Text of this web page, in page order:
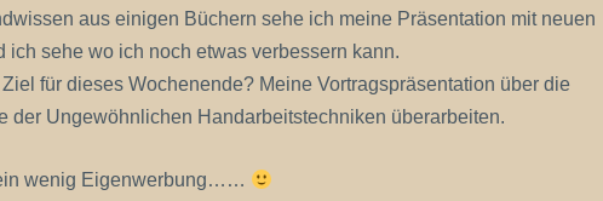
aus einigen Büchern sehe ich meine Präsentation mit neuen
ich sehe wo ich noch etwas verbessern kann.
für dieses Wochenende? Meine Vortragspräsentation über die
der Ungewöhnlichen Handarbeitstechniken überarbeiten.
wenig Eigenwerbung……